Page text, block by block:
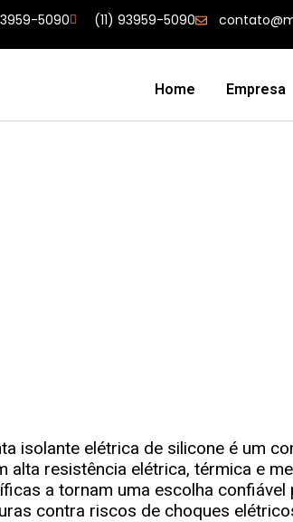
5090 (11) 93959-5090
Home Empresa
isolante elétrica de silicone é um
alta resistência elétrica, térmica e
a tornam uma escolha
contra riscos de choques